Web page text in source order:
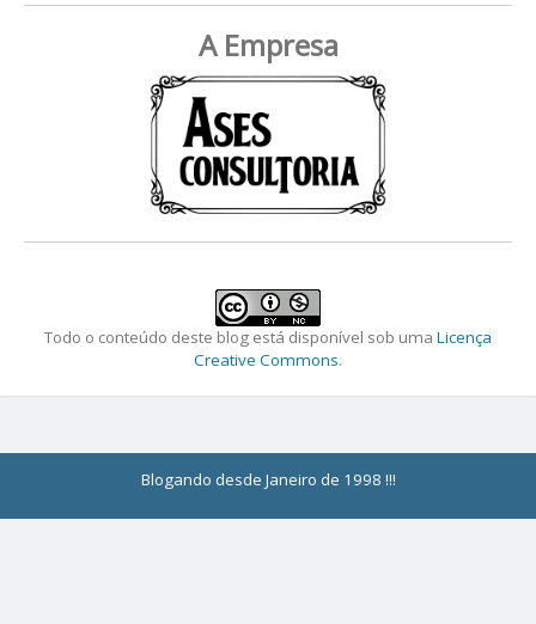
A Empresa
Todo o conteúdo deste blog está disponível sob uma Licença
Creative Commons.
Blogando desde Janeiro de 1998 !!!